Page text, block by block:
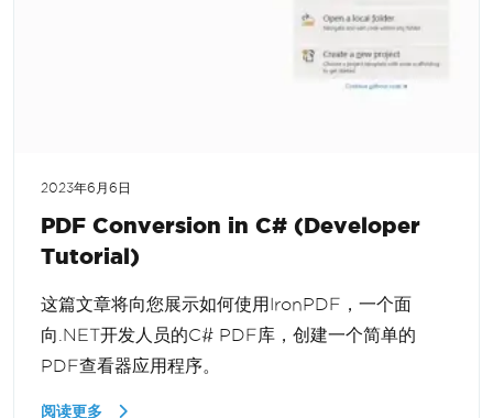
2023年6月6日
PDF Conversion in C# (Developer
Tutorial)
这篇文章将向您展示如何使用IronPDF，一个面
向.NET开发人员的C# PDF库，创建一个简单的
PDF查看器应用程序。
阅读更多